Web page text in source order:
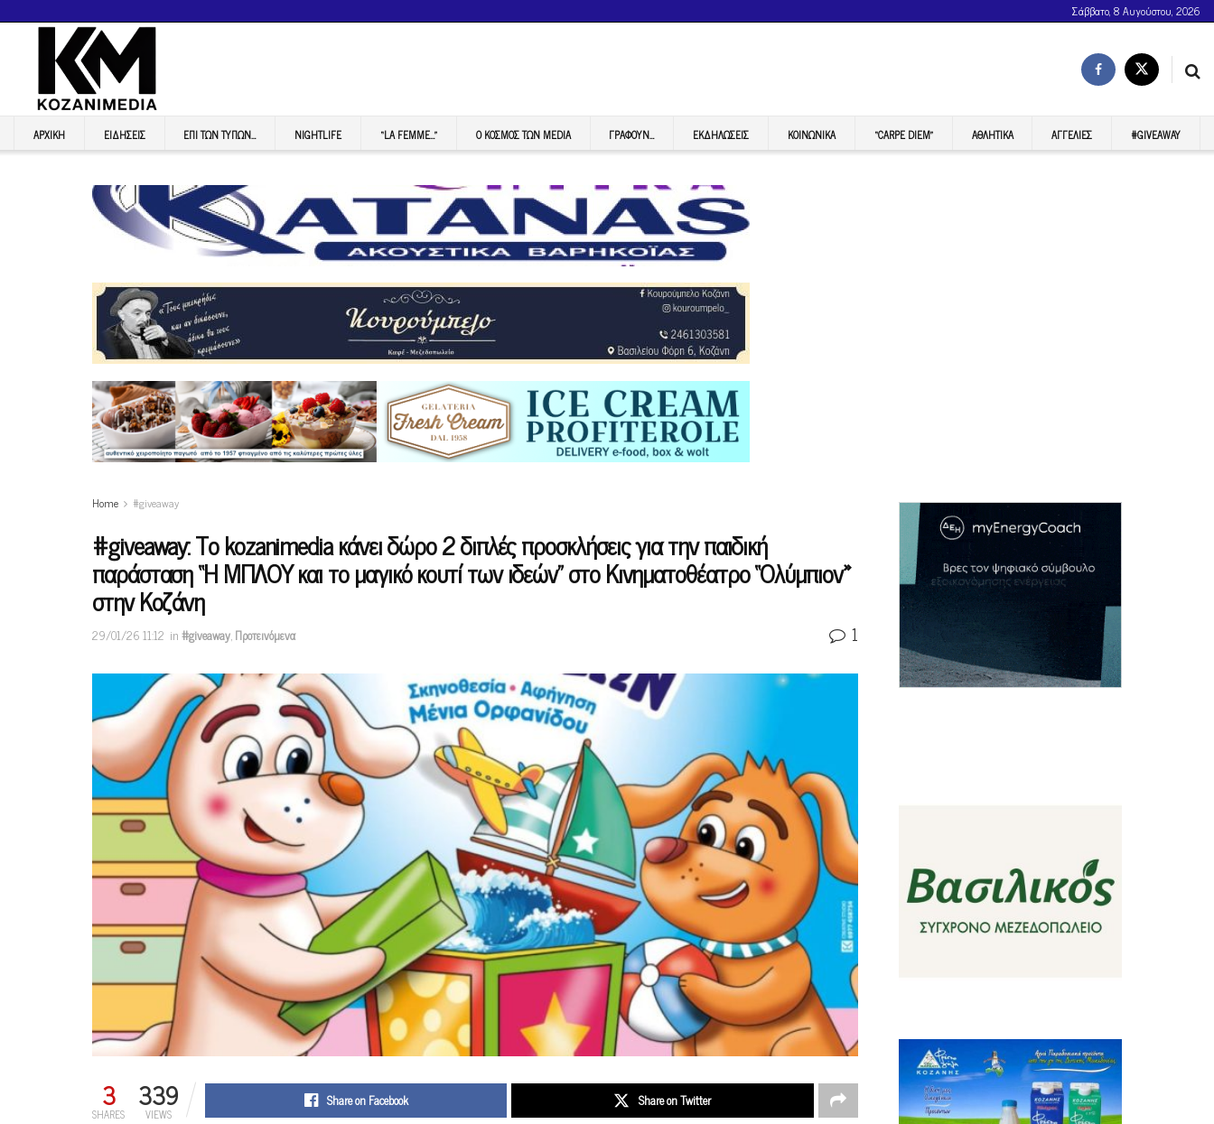
Σάββατο, 8 Αυγούστου, 2026
ΑΡΧΙΚΉ ΕΙΔΉΣΕΙΣ ΕΠI ΤΩΝ ΤΥΠΩΝ… NIGHTLIFE “LA FEMME…” Ο ΚΟΣΜΟΣ ΤΩΝ MEDIA ΓΡΆΦΟΥΝ… ΕΚΔΗΛΏΣΕΙΣ ΚΟΙΝΩΝΙΚΆ “CARPE DIEM” ΑΘΛΗΤΙΚΆ ΑΓΓΕΛΊΕΣ #GIVEAWAY
Home #giveaway
#giveaway: Το kozanimedia κάνει δώρο 2 διπλές προσκλήσεις για την παιδική
παράσταση “Η ΜΠΛΟΥ και το μαγικό κουτί των ιδεών” στο Κινηματοθέατρο “Ολύμπιον»
στην Κοζάνη
29/01/26 11:12 in#giveaway,Προτεινόμενα 1
3
SHARES 339
VIEWS
Share on Facebook Share on Twitter